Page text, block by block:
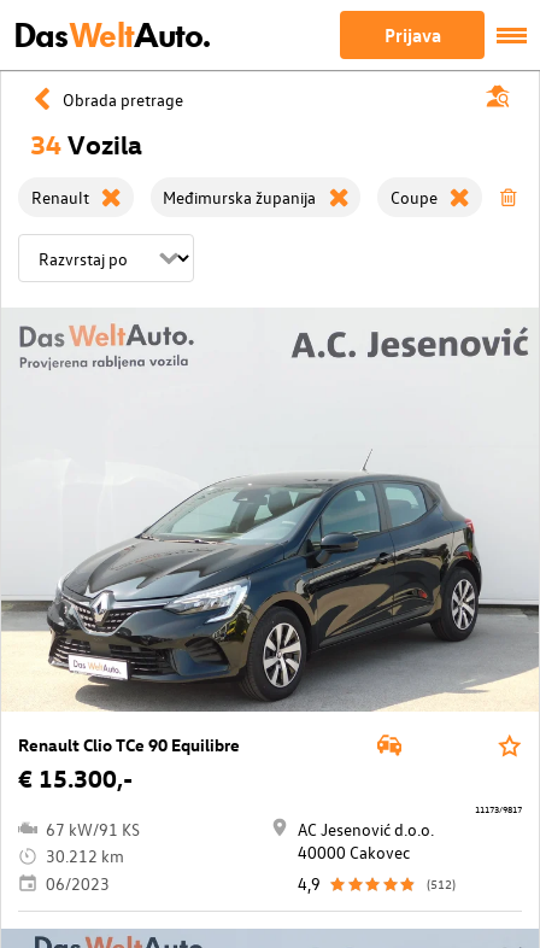
DasWeltAuto. Prijava
Obrada pretrage
34Vozila
Renault Međimurska županija Coupe
Renault Clio TCe 90 Equilibre
€ 15.300,-
67 kW/91 KS
30.212 km
06/2023
AC Jesenović d.o.o.
40000 Cakovec
4,9
(512)
11173/9817